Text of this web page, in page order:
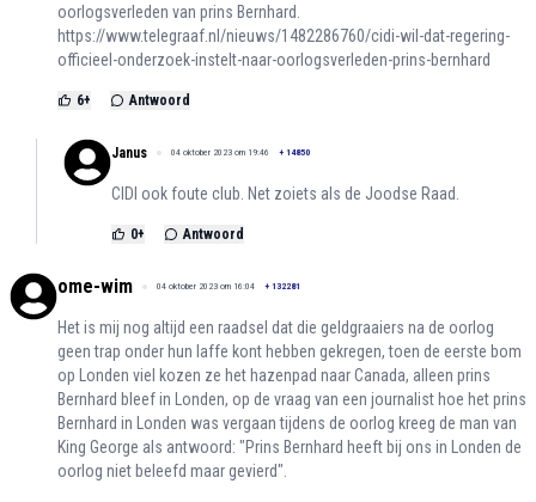
oorlogsverleden van prins Bernhard.
https://www.telegraaf.nl/nieuws/1482286760/cidi-wil-dat-regering-
officieel-onderzoek-instelt-naar-oorlogsverleden-prins-bernhard
6+ Antwoord
Janus 04 oktober 2023 om 19:46 + 14850
CIDI ook foute club. Net zoiets als de Joodse Raad.
0+ Antwoord
ome-wim 04 oktober 2023 om 16:04 + 132281
Het is mij nog altijd een raadsel dat die geldgraaiers na de oorlog
geen trap onder hun laffe kont hebben gekregen, toen de eerste bom
op Londen viel kozen ze het hazenpad naar Canada, alleen prins
Bernhard bleef in Londen, op de vraag van een journalist hoe het prins
Bernhard in Londen was vergaan tijdens de oorlog kreeg de man van
King George als antwoord: "Prins Bernhard heeft bij ons in Londen de
oorlog niet beleefd maar gevierd".